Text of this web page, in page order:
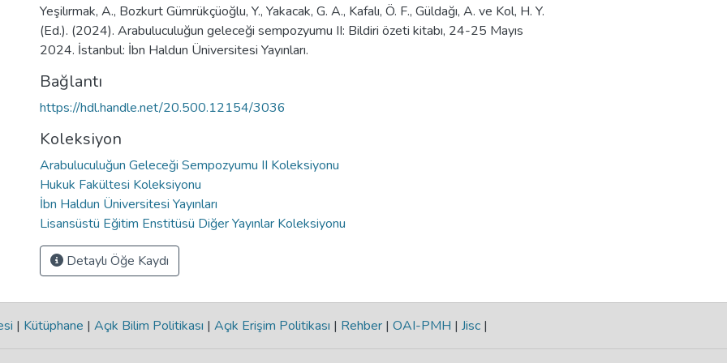
Yeşilırmak, A., Bozkurt Gümrükçüoğlu, Y., Yakacak, G. A., Kafalı, Ö. F., Güldağı, A. ve Kol, H. Y.
(Ed.). (2024). Arabuluculuğun geleceği sempozyumu II: Bildiri özeti kitabı, 24-25 Mayıs
2024. İstanbul: İbn Haldun Üniversitesi Yayınları.
Bağlantı
https://hdl.handle.net/20.500.12154/3036
Koleksiyon
Arabuluculuğun Geleceği Sempozyumu II Koleksiyonu
Hukuk Fakültesi Koleksiyonu
İbn Haldun Üniversitesi Yayınları
Lisansüstü Eğitim Enstitüsü Diğer Yayınlar Koleksiyonu
Detaylı Öğe Kaydı
| Kütüphane | Açık Bilim Politikası | Açık Erişim Politikası | Rehber | OAI-PMH | Jisc |